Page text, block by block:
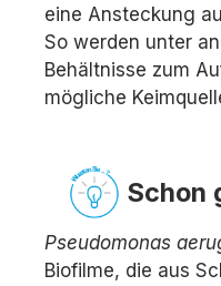
eine Ansteckung
So werden unter
Behältnisse zum
mögliche
Schon
Pseudomonas
Biofilme, die aus